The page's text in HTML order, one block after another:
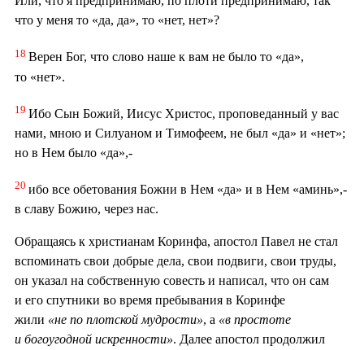
что у меня то «да, да», то «нет, нет»?
18 Верен Бог, что слово наше к вам не было то «да»,
то «нет».
19 Ибо Сын Божий, Иисус Христос, проповеданный у вас
нами, мною и Силуаном и Тимофеем, не был «да» и «нет»;
но в Нем было «да»,-
20 ибо все обетования Божии в Нем «да» и в Нем «аминь»,-
в славу Божию, через нас.
Обращаясь к христианам Коринфа, апостол Павел не стал
вспоминать свои добрые дела, свои подвиги, свои труды,
он указал на собственную совесть и написал, что он сам
и его спутники во время пребывания в Коринфе
жили «не по плотской мудрости», а «в простоте
и богоугодной искренности». Далее апостол продолжил